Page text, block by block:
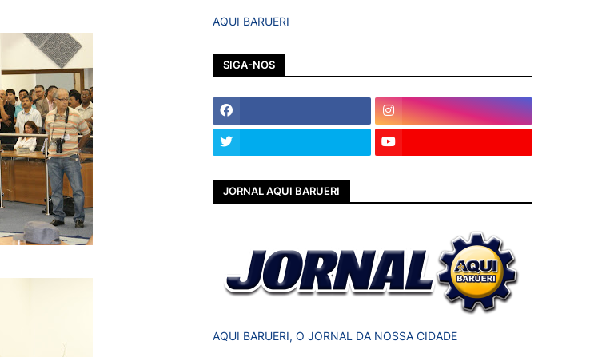
AQUI BARUERI
SIGA-NOS
JORNAL AQUI BARUERI
AQUI BARUERI, O JORNAL DA NOSSA CIDADE